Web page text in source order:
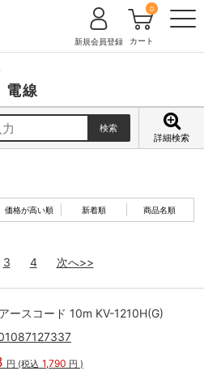
新規会員登録 カート
0
電線
詳細検索
価格が高い順 新着順 商品名順
3 4 次へ>>
ースコード 10m KV-1210H(G)
円 (税込 1,790 円 )